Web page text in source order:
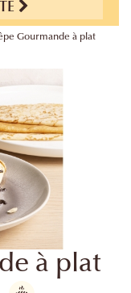
Gourmande à plat
à plat